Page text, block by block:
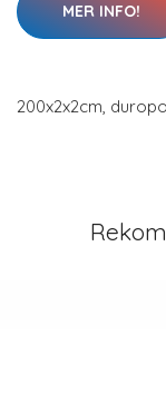
MER INFO!
200x2x2cm,